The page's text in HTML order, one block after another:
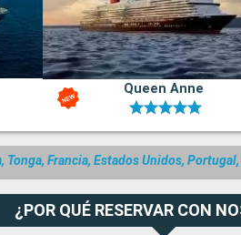
Queen Anne
Tonga, Francia, Estados Unidos,
¿POR QUÉ RESERVAR CON